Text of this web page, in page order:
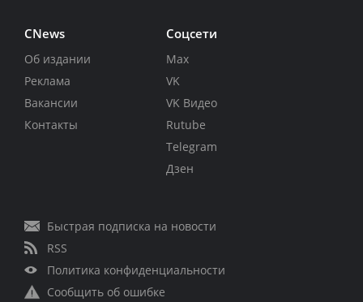
CNews
Об издании
Реклама
Вакансии
Контакты
Соцсети
Max
VK
VK Видео
Rutube
Telegram
Дзен
Быстрая подписка на новости
RSS
Политика конфиденциальности
Сообщить об ошибке